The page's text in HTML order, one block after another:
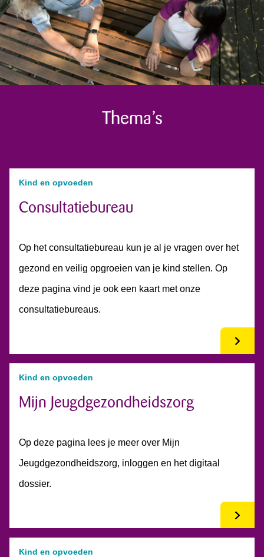
Thema’s
Kind en opvoeden
Consultatiebureau
Op het consultatiebureau kun je al je vragen over het
gezond en veilig opgroeien van je kind stellen. Op
deze pagina vind je ook een kaart met onze
consultatiebureaus.
Kind en opvoeden
Mijn Jeugdgezondheidszorg
Op deze pagina lees je meer over Mijn
Jeugdgezondheidszorg, inloggen en het digitaal
dossier.
Kind en opvoeden